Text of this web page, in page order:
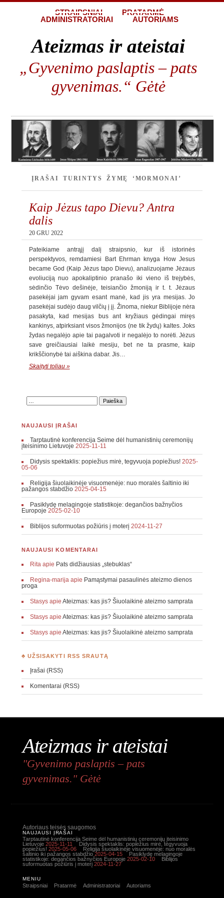
STRAIPSNIAI
PRATARMĖ
ADMINISTRATORIAI
AUTORIAMS
Ateizmas ir ateistai
„Gyvenimo paslaptis – pats
gyvenimas.“ Gėtė
ĮRAŠAI TURINTYS ŽYMĘ ‘MORMONAI’
Kaip Jėzus tapo Dievu? Antra
dalis
20 GRU 2022
Pateikiame antrąjį dalį straipsnio, kur iš istorinės
perspektyvos, remdamiesi Bart Ehrman knyga How Jesus
became God (Kaip Jėzus tapo Dievu), analizuojame Jėzaus
evoliuciją nuo apokaliptinio pranašo iki vieno iš trejybės,
sėdinčio Tėvo dešinėje, teisiančio žmoniją ir t. t. Jėzaus
pasekėjai jam gyvam esant manė, kad jis yra mesijas. Jo
pasekėjai sudėjo daug vilčių į jį. Žinoma, niekur Biblijoje nėra
pasakyta, kad mesijas bus ant kryžiaus gėdingai miręs
kankinys, atpirksiant visos žmonijos (ne tik žydų) kaltes. Joks
žydas negalėjo apie tai pagalvoti ir negalėjo to norėti. Jėzus
save greičiausiai laikė mesiju, bet ne ta prasme, kaip
krikščionybė tai aiškina dabar. Jis…
Skaityti toliau »
NAUJAUSI ĮRAŠAI
Tarptautinė konferencija Seime dėl humanistinių ceremonijų
įteisinimo Lietuvoje 2025-11-11
Didysis spektaklis: popiežius mirė, tegyvuoja popiežius! 2025-
05-06
Religija šiuolaikinėje visuomenėje: nuo moralės šaltinio iki
pažangos stabdžio 2025-04-15
Pasiklydę melagingoje statistikoje: degančios bažnyčios
Europoje 2025-02-10
Biblijos suformuotas požiūris į moterį 2024-11-27
NAUJAUSI KOMENTARAI
Ritaapie Pats didžiausias „stebuklas“
Regina-marijaapie Pamąstymai pasaulinės ateizmo dienos
proga
Stasysapie Ateizmas: kas jis? Šiuolaikinė ateizmo samprata
Stasysapie Ateizmas: kas jis? Šiuolaikinė ateizmo samprata
Stasysapie Ateizmas: kas jis? Šiuolaikinė ateizmo samprata
♣ UŽSISAKYTI RSS SRAUTĄ
Įrašai (RSS)
Komentarai (RSS)
Ateizmas ir ateistai
"Gyvenimo paslaptis – pats
gyvenimas." Gėtė
Autoriaus teisės saugomos
NAUJAUSI ĮRAŠAI
Tarptautinė konferencija Seime dėl humanistinių ceremonijų įteisinimo
Lietuvoje 2025-11-11
Didysis spektaklis: popiežius mirė, tegyvuoja
popiežius! 2025-05-06
Religija šiuolaikinėje visuomenėje: nuo moralės
šaltinio iki pažangos stabdžio 2025-04-15
Pasiklydę melagingoje
statistikoje: degančios bažnyčios Europoje 2025-02-10
Biblijos
suformuotas požiūris į moterį 2024-11-27
MENIU
Straipsniai Pratarmė Administratoriai Autoriams